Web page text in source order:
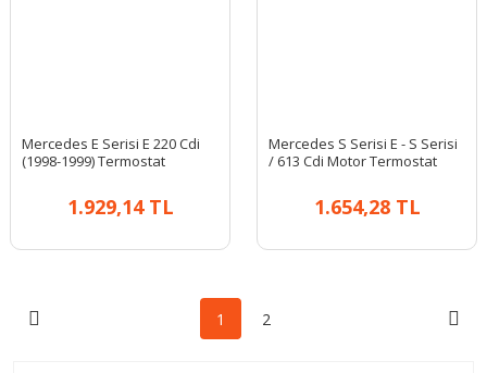
Mercedes E Serisi E 220 Cdi
(1998-1999) Termostat
1.929,14 TL
Mercedes S Serisi E - S Serisi
/ 613 Cdi Motor Termostat
1.654,28 TL
1 2